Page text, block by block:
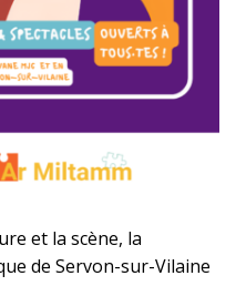
et la scène, la
de Servon-sur-Vilaine